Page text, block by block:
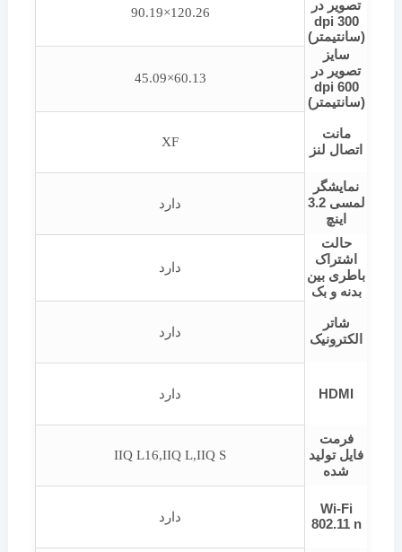
تصویر در
dpi 300
(سانتیمتر)
120.26×90.19
سایز
تصویر در
dpi 600
(سانتیمتر)
60.13×45.09
مانت
اتصال لنز
XF
نمایشگر
لمسی 3.2
اینچ
دارد
حالت
اشتراک
باطری بین
بدنه و بک
دارد
شاتر
الکترونیک
دارد
HDMI دارد
فرمت
فایل تولید
شده
IIQ L16,IIQ L,IIQ S
Wi-Fi
802.11 n
دارد